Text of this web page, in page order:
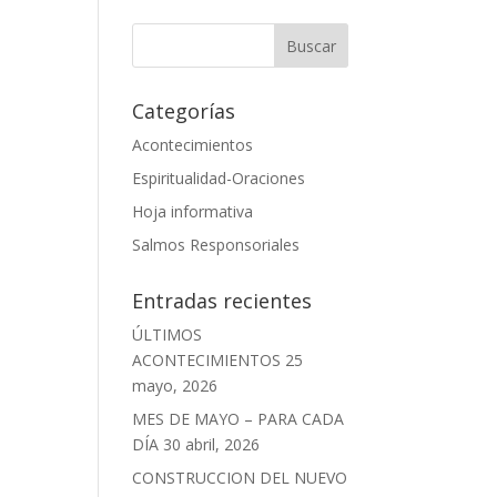
Categorías
Acontecimientos
Espiritualidad-Oraciones
Hoja informativa
Salmos Responsoriales
Entradas recientes
ÚLTIMOS
ACONTECIMIENTOS 25
mayo, 2026
MES DE MAYO – PARA CADA
DÍA 30 abril, 2026
CONSTRUCCION DEL NUEVO